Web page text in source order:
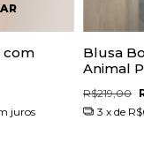
com
juros
Blusa
Animal
R$219,00
3 x de